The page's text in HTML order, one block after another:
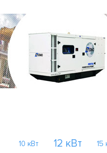
10 кВт 12 кВт 15